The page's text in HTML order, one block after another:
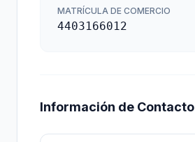
MATRÍCULA DE COMERCIO
4403166012
Información de Contacto